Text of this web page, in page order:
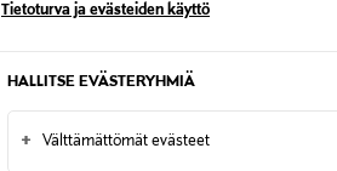
Tietoturva ja evästeiden käyttö
HALLITSE EVÄSTERYHMIÄ
+ Välttämättömät evästeet